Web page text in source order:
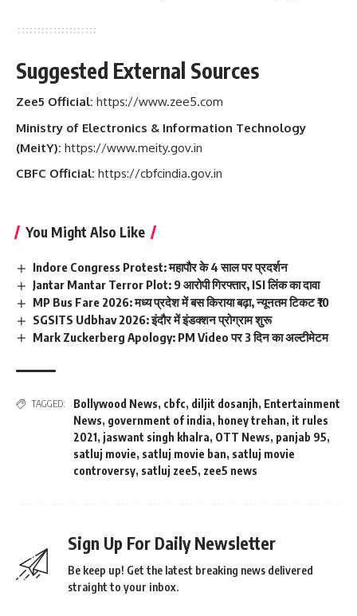
Suggested External Sources
Zee5 Official: https://www.zee5.com
Ministry of Electronics & Information Technology
(MeitY): https://www.meity.gov.in
CBFC Official: https://cbfcindia.gov.in
You Might Also Like
Indore Congress Protest: महापौर के 4 साल पर प्रदर्शन
Jantar Mantar Terror Plot: 9 आरोपी गिरफ्तार, ISI लिंक का दावा
MP Bus Fare 2026: मध्य प्रदेश में बस किराया बढ़ा, न्यूनतम टिकट ₹10
SGSITS Udbhav 2026: इंदौर में इंडक्शन प्रोग्राम शुरू
Mark Zuckerberg Apology: PM Video पर 3 दिन का अल्टीमेटम
TAGGED: Bollywood News, cbfc, diljit dosanjh, Entertainment
News, government of india, honey trehan, it rules
2021, jaswant singh khalra, OTT News, panjab 95,
satluj movie, satluj movie ban, satluj movie
controversy, satluj zee5, zee5 news
Sign Up For Daily Newsletter
Be keep up! Get the latest breaking news delivered
straight to your inbox.